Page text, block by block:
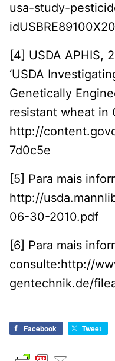
usa-study-
[4] USDA APHIS,
‘USDA
Genetically
resistant wheat in
http://
7d0c5e
[5] Para mais
http://
06-30-2010.pdf
[6] Para mais
consulte:http://
gentechnik.de/
Facebook Tweet